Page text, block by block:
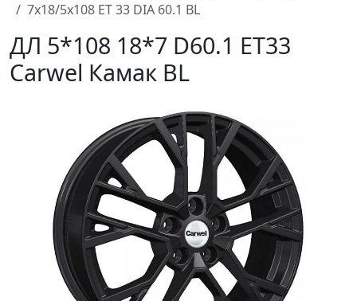
7x18/5x108 ET 33 DIA 60.1 BL
ДЛ 5*108 18*7 D60.1 ET33
Carwel Камак BL